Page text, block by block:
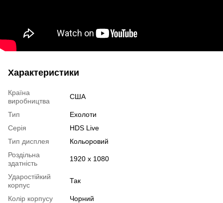
Характеристики
Країна
виробництва
США
Тип
Ехолоти
Серія
HDS Live
Тип дисплея
Кольоровий
Роздільна
здатність
1920 x 1080
Ударостійкий
корпус
Так
Колір корпусу
Чорний